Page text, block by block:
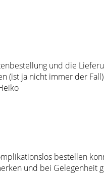
und die
(ist ja nicht immer der
bestellen
und bei